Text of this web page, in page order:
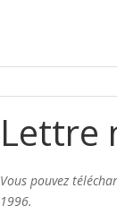
Lettre
Vous pouvez
1996.